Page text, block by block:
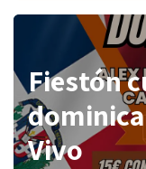
Fiestón
Vivo